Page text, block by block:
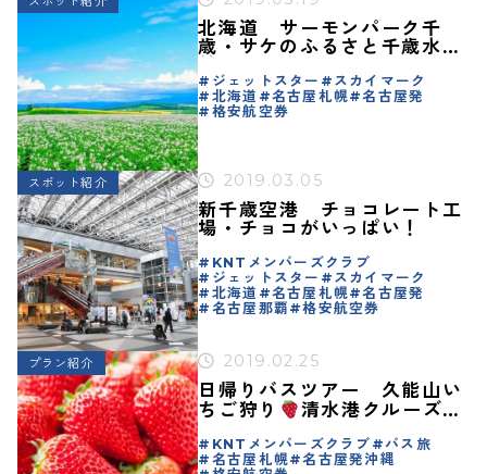
北海道 サーモンパーク千
歳・サケのふるさと千歳水族
ジェットスター
スカイマーク
北海道
名古屋札幌
名古屋発
格安航空券
スポット紹介 2019.03.05
新千歳空港 チョコレート工
場・チョコがいっぱい！
KNTメンバーズクラブ
ジェットスター
スカイマーク
北海道
名古屋札幌
名古屋発
名古屋那覇
格安航空券
プラン紹介 2019.02.25
日帰りバスツアー 久能山い
ちご狩り
清水港クルーズ＆
KNTメンバーズクラブ
バス旅
名古屋札幌
名古屋発沖縄